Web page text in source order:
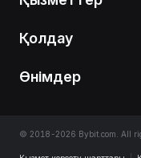
Қолдау
Өнімдер
© 2018-2026 Bybit.com. All